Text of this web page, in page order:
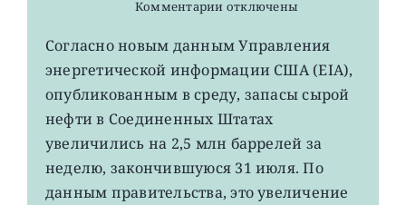
Комментариик
USO,
запасы
нефти
хранилищах
США
выросли
отключены
Согласно новым данным Управления
энергетической информации США (EIA),
опубликованным в среду, запасы сырой
нефти в Соединенных Штатах
увеличились на 2,5 млн баррелей за
неделю, закончившуюся 31 июля. По
данным правительства, это увеличение